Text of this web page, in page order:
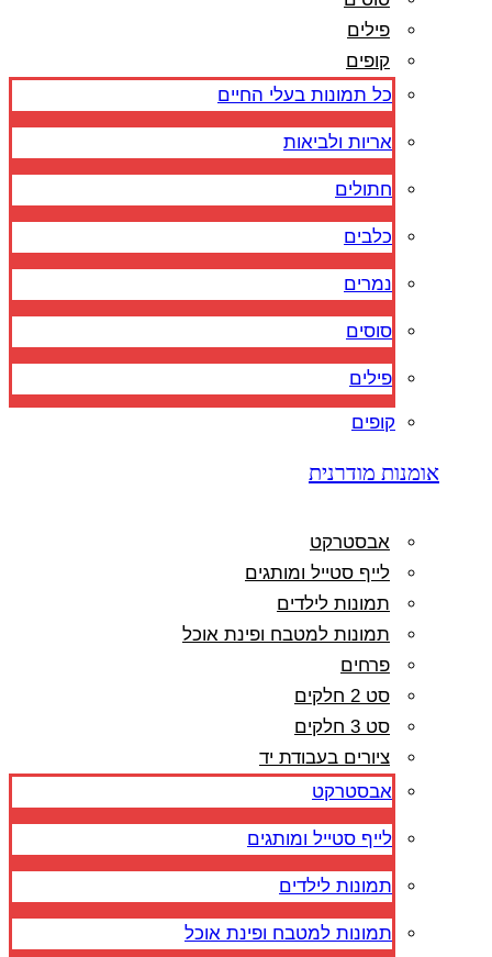
פילים
קופים
כל תמונות בעלי החיים
אריות ולביאות
חתולים
כלבים
נמרים
סוסים
פילים
קופים
אומנות מודרנית
אבסטרקט
לייף סטייל ומותגים
תמונות לילדים
תמונות למטבח ופינת אוכל
פרחים
סט 2 חלקים
סט 3 חלקים
ציורים בעבודת יד
אבסטרקט
לייף סטייל ומותגים
תמונות לילדים
תמונות למטבח ופינת אוכל